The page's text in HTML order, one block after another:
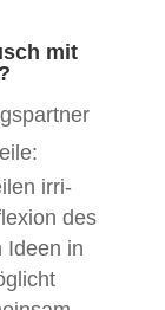
mit
irri­
des
Ideen in